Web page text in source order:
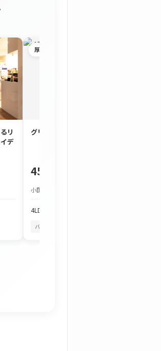
リ
デ
厚木市
グリーンタウン宮の里
450万円
小田急小田原線 本厚木駅 バス約25分
4LDK
バルコニーから花火